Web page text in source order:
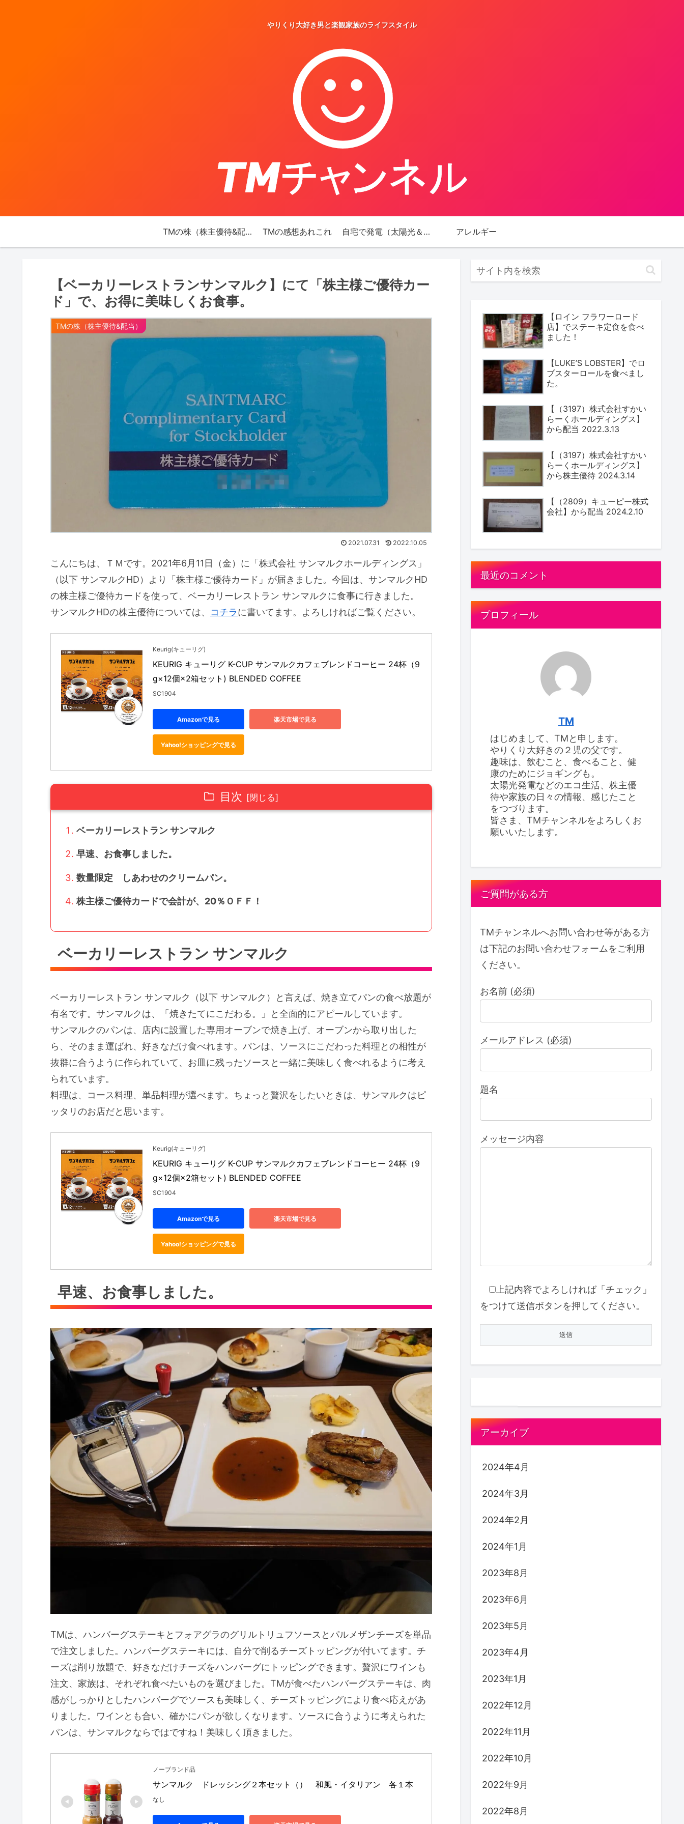
やりくり大好き男と楽観家族のライフスタイル
TMの株（株主優待&配当） TMの感想あれこれ 自宅で発電（太陽光＆エネファーム） アレルギー
【ベーカリーレストランサンマルク】にて「株主様ご優待カー
ド」で、お得に美味しくお食事。
TMの株（株主優待&配当）
2021.07.31 2022.10.05
こんにちは、ＴＭです。2021年6月11日（金）に「株式会社 サンマルクホールディングス」
（以下 サンマルクHD）より「株主様ご優待カード」が届きました。今回は、サンマルクHD
の株主様ご優待カードを使って、ベーカリーレストラン サンマルクに食事に行きました。
サンマルクHDの株主優待については、 コチラに書いてます。よろしければご覧ください。
Keurig(キューリグ)
KEURIG キューリグ K-CUP サンマルクカフェブレンドコーヒー 24杯（9
g×12個×2箱セット) BLENDED COFFEE
SC1904
Amazonで見る 楽天市場で見る
Yahoo!ショッピングで見る
目次
ベーカリーレストラン サンマルク
早速、お食事しました。
数量限定 しあわせのクリームパン。
株主様ご優待カードで会計が、20％ＯＦＦ！
ベーカリーレストラン サンマルク
ベーカリーレストラン サンマルク（以下 サンマルク）と言えば、焼き立てパンの食べ放題が
有名です。サンマルクは、「焼きたてにこだわる。」と全面的にアピールしています。
サンマルクのパンは、店内に設置した専用オーブンで焼き上げ、オーブンから取り出した
ら、そのまま運ばれ、好きなだけ食べれます。パンは、ソースにこだわった料理との相性が
抜群に合うように作られていて、お皿に残ったソースと一緒に美味しく食べれるように考え
られています。
料理は、コース料理、単品料理が選べます。ちょっと贅沢をしたいときは、サンマルクはピ
ッタリのお店だと思います。
Keurig(キューリグ)
KEURIG キューリグ K-CUP サンマルクカフェブレンドコーヒー 24杯（9
g×12個×2箱セット) BLENDED COFFEE
SC1904
Amazonで見る 楽天市場で見る
Yahoo!ショッピングで見る
早速、お食事しました。
TMは、ハンバーグステーキとフォアグラのグリルトリュフソースとパルメザンチーズを単品
で注文しました。ハンバーグステーキには、自分で削るチーズトッピングが付いてます。チ
ーズは削り放題で、好きなだけチーズをハンバーグにトッピングできます。贅沢にワインも
注文、家族は、それぞれ食べたいものを選びました。TMが食べたハンバーグステーキは、肉
感がしっかりとしたハンバーグでソースも美味しく、チーズトッピングにより食べ応えがあ
りました。ワインとも合い、確かにパンが欲しくなります。ソースに合うように考えられた
パンは、サンマルクならではですね！美味しく頂きました。
ノーブランド品
サンマルク　ドレッシング２本セット（）　和風・イタリアン　各１本
なし
【ロイン フラワーロード
店】でステーキ定食を食べ
ました！
【LUKE’S LOBSTER】でロ
ブスターロールを食べまし
た。
【（3197）株式会社すかい
らーくホールディングス】
から配当 2022.3.13
【（3197）株式会社すかい
らーくホールディングス】
から株主優待 2024.3.14
【（2809）キューピー株式
会社】から配当 2024.2.10
最近のコメント
プロフィール
TM
はじめまして、TMと申します。
やりくり大好きの２児の父です。
趣味は、飲むこと、食べること、健
康のためにジョギングも。
太陽光発電などのエコ生活、株主優
待や家族の日々の情報、感じたこと
をつづります。
皆さま、TMチャンネルをよろしくお
願いいたします。
ご質問がある方
TMチャンネルへお問い合わせ等がある方
は下記のお問い合わせフォームをご利用
ください。
お名前 (必須)
メールアドレス (必須)
題名
メッセージ内容
上記内容でよろしければ「チェック」
をつけて送信ボタンを押してください。
アーカイブ
2024年4月
2024年3月
2024年2月
2024年1月
2023年8月
2023年6月
2023年5月
2023年4月
2023年1月
2022年12月
2022年11月
2022年10月
2022年9月
2022年8月